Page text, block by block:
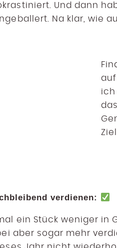
Und dann
Na klar, wie
ich
verdienen:
ein Stück weniger in
aber sogar mehr